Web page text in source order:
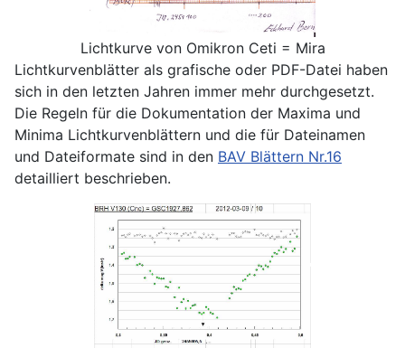
Lichtkurve von Omikron Ceti = Mira
Lichtkurvenblätter als grafische oder PDF-Datei haben
sich in den letzten Jahren immer mehr durchgesetzt.
Die Regeln für die Dokumentation der Maxima und
Minima Lichtkurvenblättern und die für Dateinamen
und Dateiformate sind in den BAV Blättern Nr.16
detailliert beschrieben.